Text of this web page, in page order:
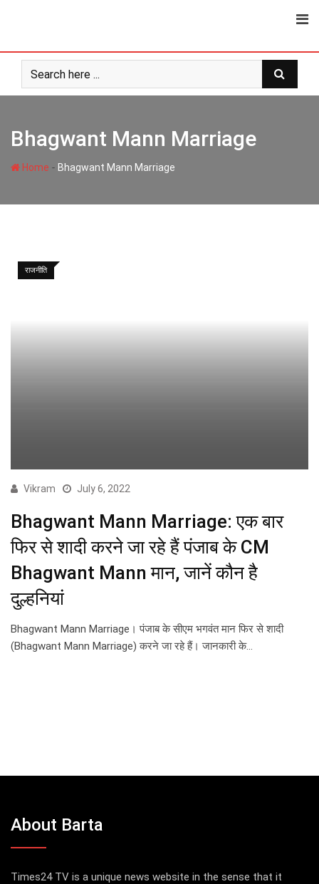
Bhagwant Mann Marriage
Home - Bhagwant Mann Marriage
राजनीति
Vikram July 6, 2022
Bhagwant Mann Marriage: एक बार
फिर से शादी करने जा रहे हैं पंजाब के CM
Bhagwant Mann मान, जानें कौन है
दुल्हनियां
Bhagwant Mann Marriage। पंजाब के सीएम भगवंत मान फिर से शादी
(Bhagwant Mann Marriage) करने जा रहे हैं। जानकारी के…
About Barta
Times24 TV is a unique news website in the sense that it